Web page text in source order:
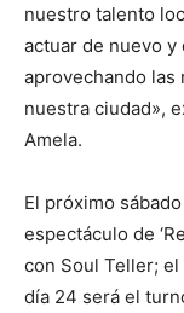
nuestro talento
actuar de nuevo
aprovechando las
nuestra ciudad»,
Amela.
El próximo
espectáculo de
con Soul Teller; el
día 24 será el